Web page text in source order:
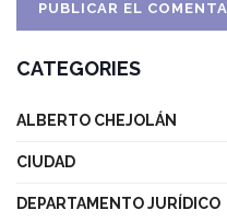
CATEGORIES
ALBERTO CHEJOLÁN
CIUDAD
DEPARTAMENTO JURÍDICO